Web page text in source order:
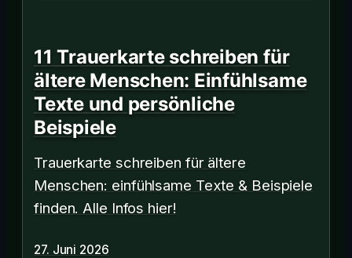
11 Trauerkarte schreiben für
ältere Menschen: Einfühlsame
Texte und persönliche
Beispiele
Trauerkarte schreiben für ältere
Menschen: einfühlsame Texte & Beispiele
finden. Alle Infos hier!
27. Juni 2026